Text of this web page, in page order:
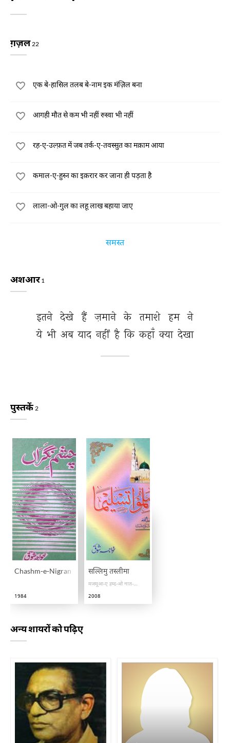
ग़ज़ल22
एक बे-हासिल तलब बे-नाम इक मंज़िल बना
आगही मौत से कम भी नहीं रुस्वा भी नहीं
रह-ए-उल्फ़त में जब तर्क-ए-तवस्सुत का मक़ाम आया
कमाल-ए-हुस्न का इक़रार कर जाना ही पड़ता है
लाला-ओ-गुल का लहू लाख बहाया जाए
समस्त
अशआर1
इतने देखे हैं ज़माने के तमाशे हम ने
ये भी अब याद नहीं है कि कहाँ क्या देखा
पुस्तकें 2
Chashm-e-Nigran
1984
सल्लिमु तस्लीमा
मजमूआ-ए हम्द-ओ नात-ओ मनकबत
2008
अन्य शायरों को पढ़िए